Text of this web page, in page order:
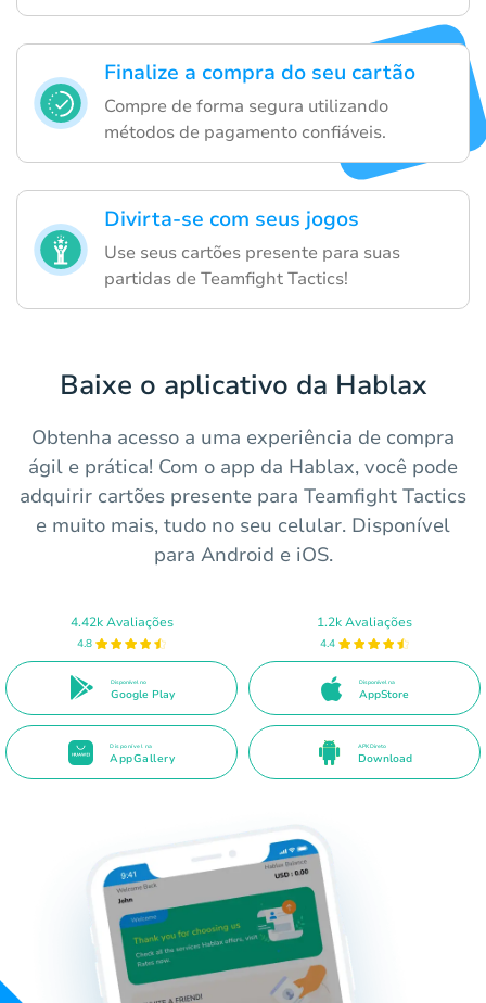
Finalize a compra do seu cartão
Compre de forma segura utilizando
métodos de pagamento confiáveis.
Divirta-se com seus jogos
Use seus cartões presente para suas
partidas de Teamfight Tactics!
Baixe o aplicativo da Hablax
Obtenha acesso a uma experiência de compra
ágil e prática! Com o app da Hablax, você pode
adquirir cartões presente para Teamfight Tactics
e muito mais, tudo no seu celular. Disponível
para Android e iOS.
4.42k Avaliações
4.8
Disponível no
Google Play
1.2k Avaliações
4.4
Disponível na
AppStore
Disponível na
AppGallery
APK Direto
Download